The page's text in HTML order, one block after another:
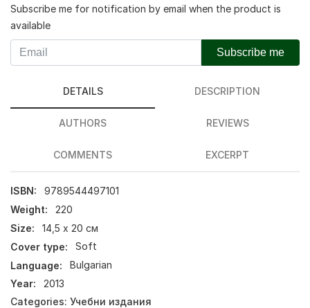
Subscribe me for notification by email when the product is
available
Subscribe me
DETAILS DESCRIPTION
AUTHORS REVIEWS
COMMENTS EXCERPT
ISBN:
9789544497101
Weight:
220
Size:
14,5 х 20 см
Cover type:
Soft
Language:
Bulgarian
Year:
2013
Categories: Учебни издания